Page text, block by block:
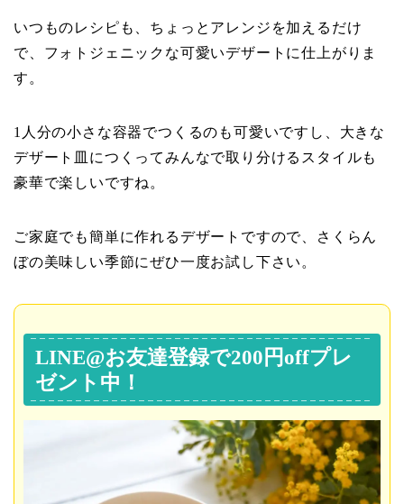
いつものレシピも、ちょっとアレンジを加えるだけ
で、フォトジェニックな可愛いデザートに仕上がりま
す。
1人分の小さな容器でつくるのも可愛いですし、大きな
デザート皿につくってみんなで取り分けるスタイルも
豪華で楽しいですね。
ご家庭でも簡単に作れるデザートですので、さくらん
ぼの美味しい季節にぜひ一度お試し下さい。
LINE@お友達登録で200円offプレ
ゼント中！